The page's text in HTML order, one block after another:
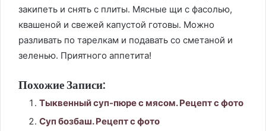
закипеть и снять с плиты. Мясные щи с фасолью,
квашеной и свежей капустой готовы. Можно
разливать по тарелкам и подавать со сметаной и
зеленью. Приятного аппетита!
Похожие Записи:
Тыквенный суп-пюре с мясом. Рецепт с фото
Суп бозбаш. Рецепт с фото